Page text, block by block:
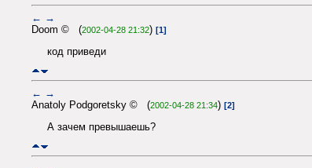
← →
Doom © (2002-04-28 21:32) [1]
код приведи
← →
Anatoly Podgoretsky © (2002-04-28 21:34) [2]
А зачем превышаешь?